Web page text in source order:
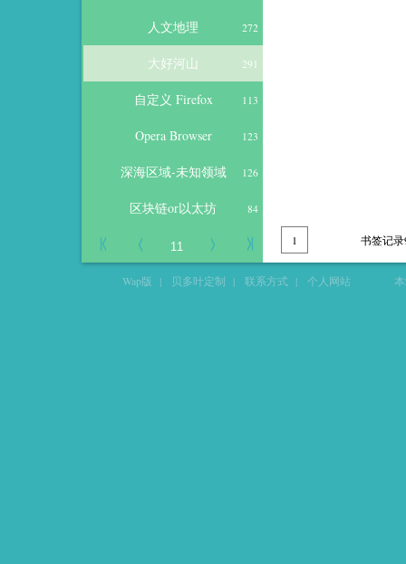
人文地理 272
大好河山 291
自定义 Firefox 113
Opera Browser 123
深海区域-未知领域 126
区块链or以太坊 84
1 书签记
Wap版 | 贝多叶定制 | 联系方式 | 个人网站 本站